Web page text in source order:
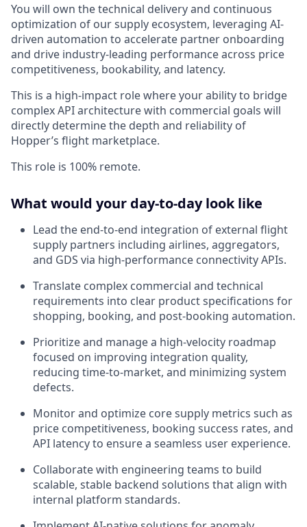
You will own the technical delivery and continuous
optimization of our supply ecosystem, leveraging AI-
driven automation to accelerate partner onboarding
and drive industry-leading performance across price
competitiveness, bookability, and latency.
This is a high-impact role where your ability to bridge
complex API architecture with commercial goals will
directly determine the depth and reliability of
Hopper’s flight marketplace.
This role is 100% remote.
What would your day-to-day look like
Lead the end-to-end integration of external flight
supply partners including airlines, aggregators,
and GDS via high-performance connectivity APIs.
Translate complex commercial and technical
requirements into clear product specifications for
shopping, booking, and post-booking automation.
Prioritize and manage a high-velocity roadmap
focused on improving integration quality,
reducing time-to-market, and minimizing system
defects.
Monitor and optimize core supply metrics such as
price competitiveness, booking success rates, and
API latency to ensure a seamless user experience.
Collaborate with engineering teams to build
scalable, stable backend solutions that align with
internal platform standards.